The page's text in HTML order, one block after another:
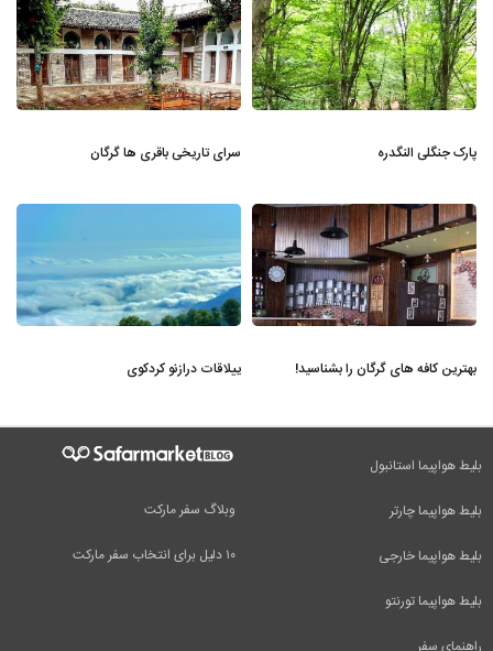
پارک جنگلی النگدره سرای تاریخی باقری ها گرگان
بهترین کافه های گرگان را بشناسید! ییلاقات درازنو کردکوی
وبلاگ سفر مارکت
۱۰ دلیل برای انتخاب سفر مارکت
بلیط هواپیما استانبول
بلیط هواپیما چارتر
بلیط هواپیما خارجی
بلیط هواپیما تورنتو
راهنمای سفر